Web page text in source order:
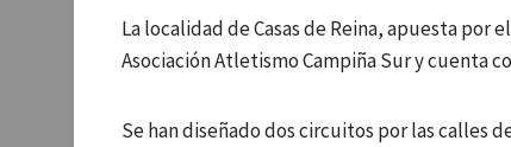
La localidad de Casas de Reina, apuesta
Asociación Atletismo Campiña Sur y cuenta
Se han diseñado dos circuitos por las calles